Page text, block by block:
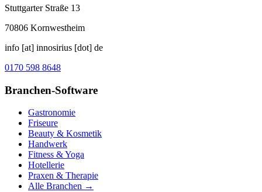
Stuttgarter Straße 13
70806 Kornwestheim
info [at] innosirius [dot] de
0170 598 8648
Branchen-Software
Gastronomie
Friseure
Beauty & Kosmetik
Handwerk
Fitness & Yoga
Hotellerie
Praxen & Therapie
Alle Branchen →